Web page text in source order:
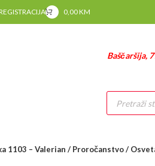
0,00KM
Baščaršija,
Products
search
1103 – Valerian / Proročanstvo /